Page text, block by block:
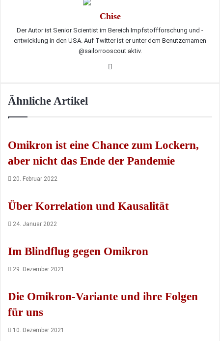
Chise
Der Autor ist Senior Scientist im Bereich Impfstoffforschung und -
entwicklung in den USA. Auf Twitter ist er unter dem Benutzernamen
@sailorrooscout aktiv.
Twitter
Ähnliche Artikel
Omikron ist eine Chance zum Lockern,
aber nicht das Ende der Pandemie
20. Februar 2022
Über Korrelation und Kausalität
24. Januar 2022
Im Blindflug gegen Omikron
29. Dezember 2021
Die Omikron-Variante und ihre Folgen
für uns
10. Dezember 2021